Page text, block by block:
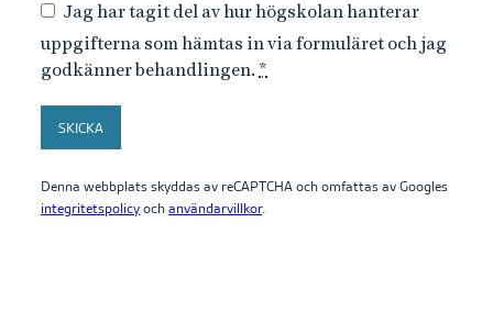
Jag har tagit del av hur högskolan hanterar
uppgifterna som hämtas in via formuläret och jag
godkänner behandlingen. *
SKICKA
Denna webbplats skyddas av reCAPTCHA och omfattas av Googles
integritetspolicy ochanvändarvillkor.